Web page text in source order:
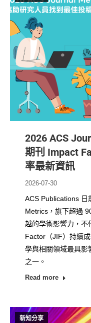
2026 ACS
期刊 Impact
率最新資訊
2026-07-30
ACS Publications 日
Metrics，旗下超過
越的學術影響力，
Factor（JIF）持續
學與相關領域最具影
之一。
Read more
新知分享